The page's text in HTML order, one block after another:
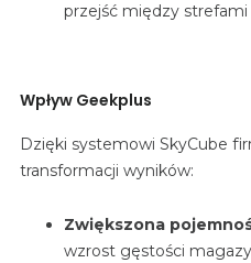
przejść między
Wpływ Geekplus
Dzięki systemowi SkyCube
transformacji wyników:
Zwiększona
wzrost gęstości